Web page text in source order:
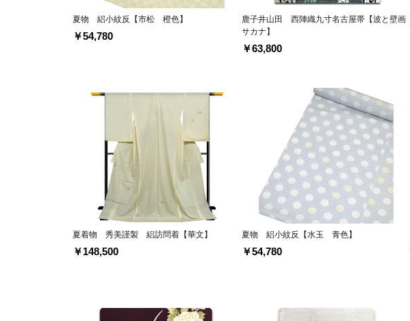
夏物 絽小紋反【市松 橙色】
￥54,780
鹿子井山田 西陣織九寸名古屋帯【波と壁画
サカナ】
￥63,800
夏着物 秀美謹製 絽訪問着【華文】
￥148,500
夏物 絽小紋反【水玉 青色】
￥54,780